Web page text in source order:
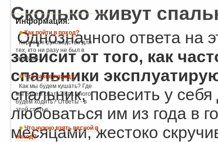
Сколько живут
Однозначного ответа на
зависит от того, как
спальники
спальник, повесить у
любоваться им из года в
месяцами, жестоко
Информация:
Как пойти в поход?
Короткое руководство для
тех, кто ни разу не был в
походах.
Что такое поход?
Как мы будем кушать? Где
мы будем спать? Как много
будем ходить? Ответы - в
этой статье.
Что нужно взять весной в
поход?